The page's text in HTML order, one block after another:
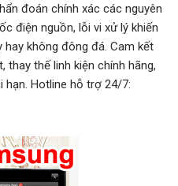
đoán chính xác các nguyên
điện nguồn, lỗi vi xử lý khiến
không đông đá. Cam kết
thay thế linh kiện chính hãng,
hạn. Hotline hỗ trợ 24/7: